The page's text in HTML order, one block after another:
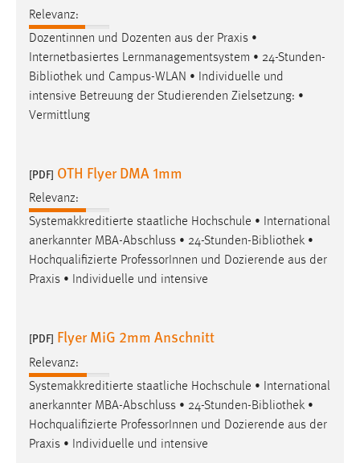
Relevanz:
Dozentinnen und Dozenten aus der Praxis •
Internetbasiertes Lernmanagementsystem • 24-Stunden-
Bibliothek und Campus-WLAN • Individuelle und
intensive Betreuung der Studierenden Zielsetzung: •
Vermittlung
[PDF] OTH Flyer DMA 1mm
Relevanz:
Systemakkreditierte staatliche Hochschule • International
anerkannter MBA-Abschluss • 24-Stunden-Bibliothek •
Hochqualifizierte ProfessorInnen und Dozierende aus der
Praxis • Individuelle und intensive
[PDF] Flyer MiG 2mm Anschnitt
Relevanz:
Systemakkreditierte staatliche Hochschule • International
anerkannter MBA-Abschluss • 24-Stunden-Bibliothek •
Hochqualifizierte ProfessorInnen und Dozierende aus der
Praxis • Individuelle und intensive
Plattformen anzeigen zu können, werden von diesen
externen Medien Cookies gesetzt.
YouTube
Vimeo